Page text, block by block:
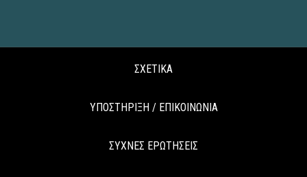
ΣΧΕΤΙΚΑ
ΥΠΟΣΤΗΡΙΞΗ / ΕΠΙΚΟΙΝΩΝΙΑ
ΣΥΧΝΕΣ ΕΡΩΤΗΣΕΙΣ